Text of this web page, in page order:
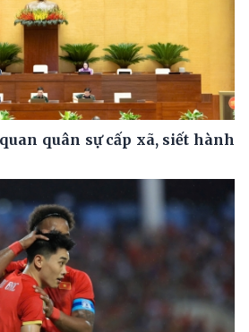
quân sự cấp xã, siết hành